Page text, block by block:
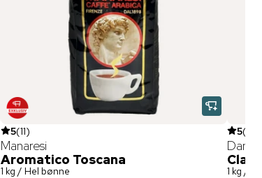
5(11)
Manaresi
Aromatico Toscana
1 kg / Hel bønne
5(
Danesi
1 kg /